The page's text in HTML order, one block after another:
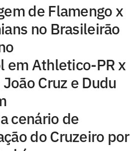
de Flamengo x
no Brasileirão
em Athletico-PR x
Cruz e Dudu
cenário de
do Cruzeiro por